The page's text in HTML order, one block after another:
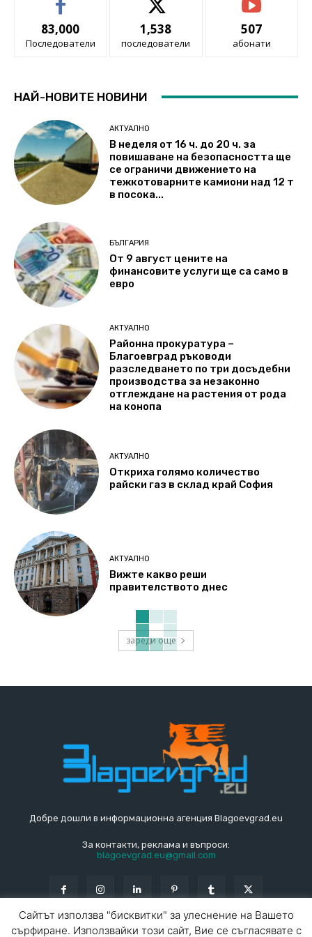
83,000
Последователи
1,538
последователи
507
абонати
НАЙ-НОВИТЕ НОВИНИ
АКТУАЛНО
В неделя от 16 ч. до 20 ч. за
повишаване на безопасността ще
се ограничи движението на
тежкотоварните камиони над 12 т
в посока...
БЪЛГАРИЯ
От 9 август цените на
финансовите услуги ще са само в
евро
АКТУАЛНО
Районна прокуратура –
Благоевград ръководи
разследването по три досъдебни
производства за незаконно
отглеждане на растения от рода
на конопа
АКТУАЛНО
Откриха голямо количество
райски газ в склад край София
АКТУАЛНО
Вижте какво реши
правителството днес
зареди още
Добре дошли в информационна агенция Blagoevgrad.eu
За контакти, реклама и въпроси:
blagoevgrad.eu@gmail.com
Сайтът използва "бисквитки" за улеснение на Вашето
сърфиране. Използвайки този сайт, Вие се съгласявате с